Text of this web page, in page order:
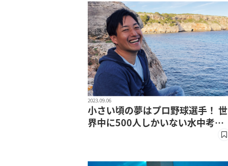
2023.09.06
小さい頃の夢はプロ野球選手！ 世
界中に500人しかいない水中考古